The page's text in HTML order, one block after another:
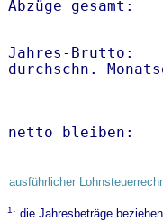
Abzüge gesamt:
Jahres-
netto
ausführlicher
1: die Jahresbeträge